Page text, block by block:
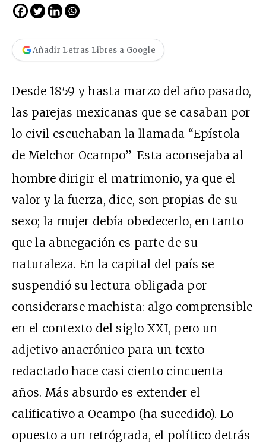
Añadir Letras Libres a Google
Desde 1859 y hasta marzo del año pasado,
las parejas mexicanas que se casaban por
lo civil escuchaban la llamada “Epístola
de Melchor Ocampo”. Esta aconsejaba al
hombre dirigir el matrimonio, ya que el
valor y la fuerza, dice, son propias de su
sexo; la mujer debía obedecerlo, en tanto
que la abnegación es parte de su
naturaleza. En la capital del país se
suspendió su lectura obligada por
considerarse machista: algo comprensible
en el contexto del siglo XXI, pero un
adjetivo anacrónico para un texto
redactado hace casi ciento cincuenta
años. Más absurdo es extender el
calificativo a Ocampo (ha sucedido). Lo
opuesto a un retrógrada, el político detrás